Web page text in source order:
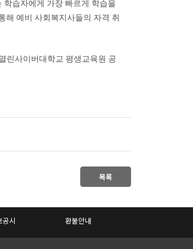
습자에게 가장 빠르게 학습을
해 예비 사회복지사들의 자격 취
린사이버대학교 평생교육원 공
목록
공시 환불안내